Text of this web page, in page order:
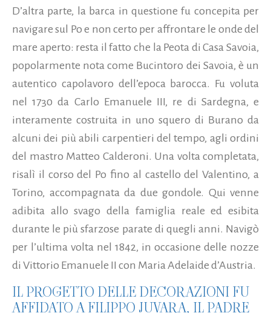
D’altra parte, la barca in questione fu concepita per
navigare sul Po e non certo per affrontare le onde del
mare aperto: resta il fatto che la Peota di Casa Savoia,
popolarmente nota come Bucintoro dei Savoia, è un
autentico capolavoro dell’epoca barocca. Fu voluta
nel 1730 da Carlo Emanuele III, re di Sardegna, e
interamente costruita in uno squero di Burano da
alcuni dei più abili carpentieri del tempo, agli ordini
del mastro Matteo Calderoni. Una volta completata,
risalì il corso del Po fino al castello del Valentino, a
Torino, accompagnata da due gondole. Qui venne
adibita allo svago della famiglia reale ed esibita
durante le più sfarzose parate di quegli anni. Navigò
per l’ultima volta nel 1842, in occasione delle nozze
di Vittorio Emanuele II con Maria Adelaide d’Austria.
IL PROGETTO DELLE DECORAZIONI FU
AFFIDATO A FILIPPO JUVARA, IL PADRE